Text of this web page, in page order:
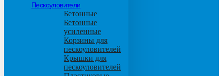
Пескоуловители
Бетонные
Бетонные
усиленные
Корзины для
пескоуловителей
Крышки для
пескоуловителей